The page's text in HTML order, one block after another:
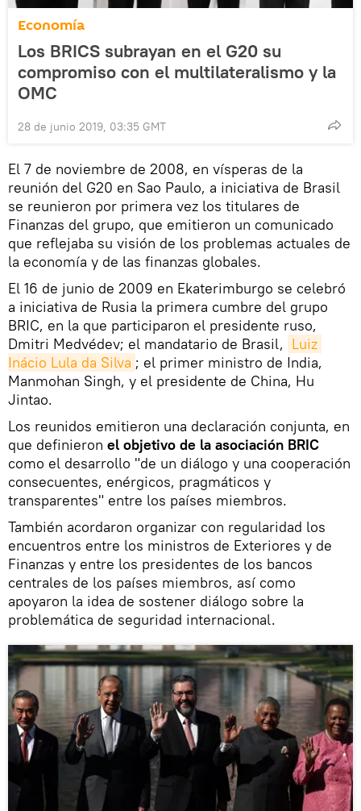
Economía
Los BRICS subrayan en el G20 su
compromiso con el multilateralismo y la
OMC
28 de junio 2019, 03:35 GMT
El 7 de noviembre de 2008, en vísperas de la
reunión del G20 en Sao Paulo, a iniciativa de Brasil
se reunieron por primera vez los titulares de
Finanzas del grupo, que emitieron un comunicado
que reflejaba su visión de los problemas actuales de
la economía y de las finanzas globales.
El 16 de junio de 2009 en Ekaterimburgo se celebró
a iniciativa de Rusia la primera cumbre del grupo
BRIC, en la que participaron el presidente ruso,
Dmitri Medvédev; el mandatario de Brasil, Luiz
Inácio Lula da Silva ; el primer ministro de India,
Manmohan Singh, y el presidente de China, Hu
Jintao.
Los reunidos emitieron una declaración conjunta, en
que definieron el objetivo de la asociación BRIC
como el desarrollo "de un diálogo y una cooperación
consecuentes, enérgicos, pragmáticos y
transparentes" entre los países miembros.
También acordaron organizar con regularidad los
encuentros entre los ministros de Exteriores y de
Finanzas y entre los presidentes de los bancos
centrales de los países miembros, así como
apoyaron la idea de sostener diálogo sobre la
problemática de seguridad internacional.